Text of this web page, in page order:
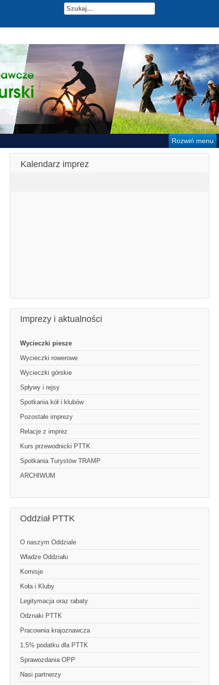
Rozwiń menu
Kalendarz imprez
Imprezy i aktualności
Wycieczki piesze
Wycieczki rowerowe
Wycieczki górskie
Spływy i rejsy
Spotkania kół i klubów
Pozostałe imprezy
Relacje z imprez
Kurs przewodnicki PTTK
Spotkania Turystów TRAMP
ARCHIWUM
Oddział PTTK
O naszym Oddziale
Władze Oddziału
Komisje
Koła i Kluby
Legitymacja oraz rabaty
Odznaki PTTK
Pracownia krajoznawcza
1,5% podatku dla PTTK
Sprawozdania OPP
Nasi partnerzy